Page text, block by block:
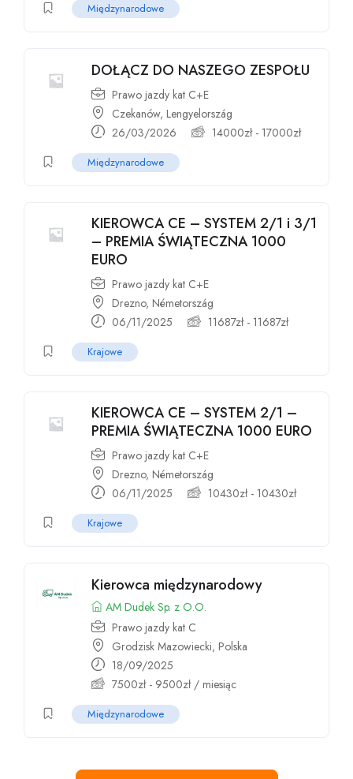
Międzynarodowe
DOŁĄCZ DO NASZEGO ZESPOŁU
Prawo jazdy kat C+E
Czekanów, Lengyelország
26/03/2026
14000zł- 17000zł
Międzynarodowe
KIEROWCA CE – SYSTEM 2/1 i 3/1
– PREMIA ŚWIĄTECZNA 1000
EURO
Prawo jazdy kat C+E
Drezno, Németország
06/11/2025
11687zł- 11687zł
Krajowe
KIEROWCA CE – SYSTEM 2/1 –
PREMIA ŚWIĄTECZNA 1000 EURO
Prawo jazdy kat C+E
Drezno, Németország
06/11/2025
10430zł- 10430zł
Krajowe
Kierowca międzynarodowy
AM Dudek Sp. z O.O.
Prawo jazdy kat C
Grodzisk Mazowiecki, Polska
18/09/2025
7500zł- 9500zł/ miesiąc
Międzynarodowe